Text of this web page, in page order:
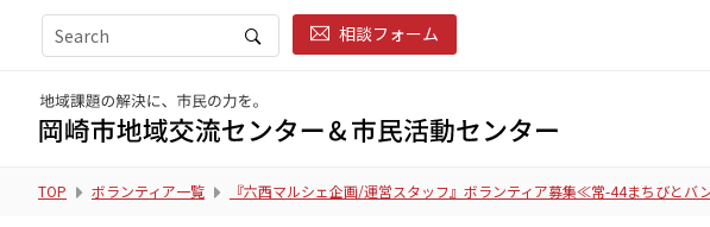
相談フォーム
TOP ボランティア一覧 『六西マルシェ企画/運営スタッフ』ボランティア募集≪常-44まちびとバ